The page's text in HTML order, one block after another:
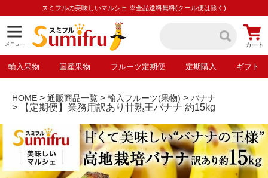
スミフルの美味しいマルシェ ※全品送料無料(クール便は除く)
輸入果物 国産果物 フルーツ定期便 定期購入 ギフト
HOME 通販商品一覧 輸入フルーツ(果物) バナナ
【定期便】業務用訳あり甘熟王バナナ 約15kg